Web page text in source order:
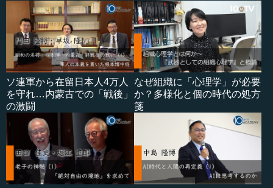
ソ連軍から在留日本人4万人
を守れ…内蒙古での「戦後」
の激闘
なぜ組織に「心理学」が必要
か？多様化と個の時代の処方
箋